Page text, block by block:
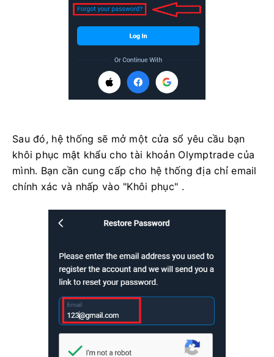
Sau đó, hệ thống sẽ mở một cửa sổ yêu cầu bạn
khôi phục mật khẩu cho tài khoản Olymptrade của
mình. Bạn cần cung cấp cho hệ thống địa chỉ email
chính xác và nhấp vào "Khôi phục" .